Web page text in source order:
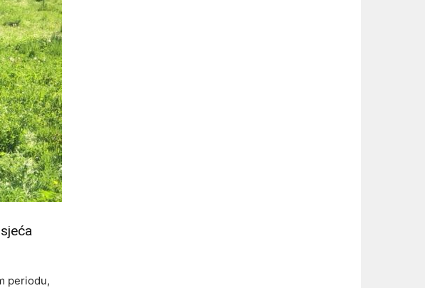
periodu,